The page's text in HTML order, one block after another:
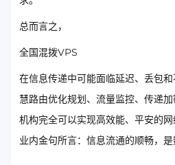
总而言之，
全国混拨VPS
在信息传递中可能面临延迟、丢包
慧路由优化规划、流量监控、传递加
机构完全可以实现高效能、平安的
业内金句所言：信息流通的顺畅，是